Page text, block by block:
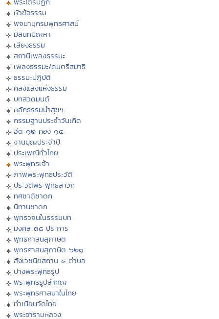
หัวข้อธรรม
พจนานุกรมพุทธศาสน์
มิลินทปัญหา
เสียงธรรม
สถานีเพลงธรรมะ
เพลงธรรมะ/ดนตรีสมาธิ
ธรรมะปฏิบัติ
คลังแสงแห่งธรรม
บทสวดมนต์
หลักธรรมนำสุขฯ
กรรมฐานประจำวันเกิด
ฮีต ๑๒ คอง ๑๔
งานบุญประจำปี
ประเพณีทั่วไทย
พระพุทธเจ้า
ภาพพระพุทธประวัติ
ประวัติพระพุทธสาวก
ทศชาติชาดก
นิทานชาดก
พุทธวจนในธรรมบท
มงคล ๓๘ ประการ
พุทธศาสนสุภาษิต
พุทธศาสนสุภาษิต ๖๒๑
สังเวชนียสถาน ๔ ตำบล
ปางพระพุทธรูป
พระพุทธรูปสำคัญ
พระพุทธศาสนาในไทย
ทำเนียบวัดไทย
พระอารามหลวง